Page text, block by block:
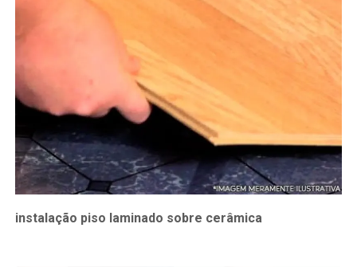
instalação piso laminado sobre cerâmica